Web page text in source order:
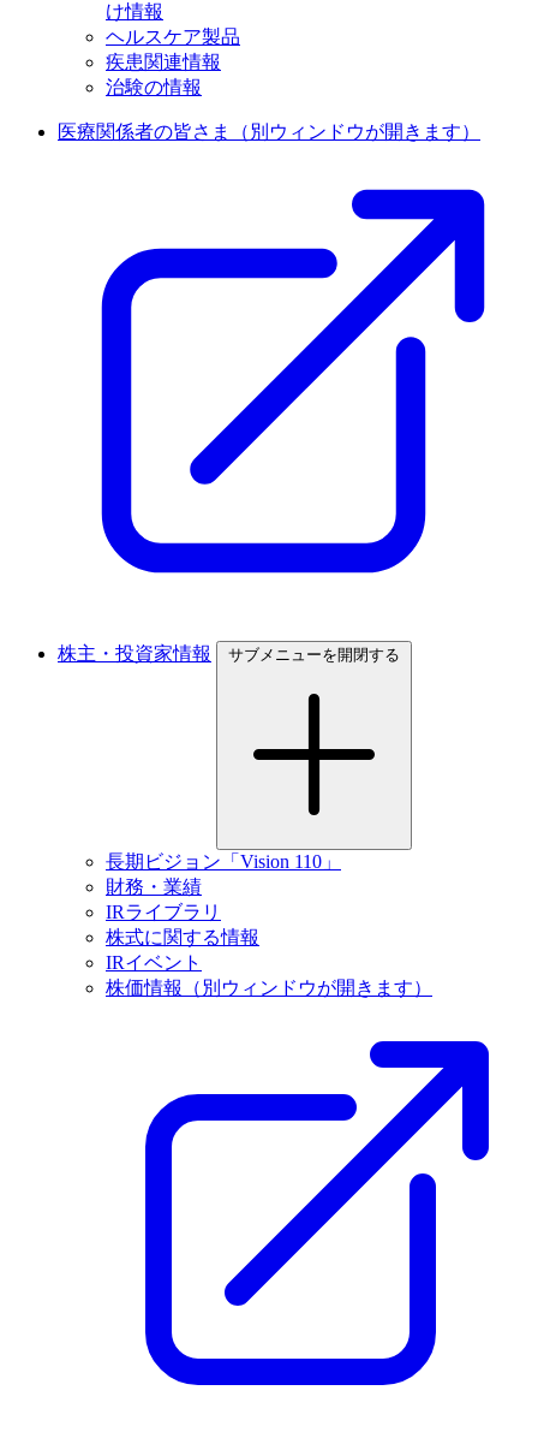
け情報
ヘルスケア製品
疾患関連情報
治験の情報
医療関係者の皆さま （別ウィンドウが開きます）
株主・投資家情報 サブメニューを開閉する
長期ビジョン「Vision 110」
財務・業績
IRライブラリ
株式に関する情報
IRイベント
株価情報
（別ウィンドウが開きます）